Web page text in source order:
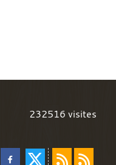
232516 visites